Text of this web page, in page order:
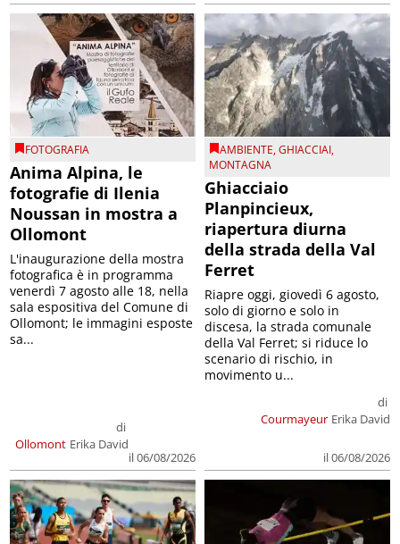
FOTOGRAFIA
Anima Alpina, le
fotografie di Ilenia
Noussan in mostra a
Ollomont
Ollomont
di
Erika David
il 06/08/2026
L'inaugurazione della mostra
fotografica è in programma
venerdì 7 agosto alle 18, nella
sala espositiva del Comune di
Ollomont; le immagini esposte
sa...
AMBIENTE,GHIACCIAI,
MONTAGNA
Ghiacciaio
Planpincieux,
riapertura diurna
della strada della Val
Ferret
Courmayeur
di
Erika David
il 06/08/2026
Riapre oggi, giovedì 6 agosto,
solo di giorno e solo in
discesa, la strada comunale
della Val Ferret; si riduce lo
scenario di rischio, in
movimento u...